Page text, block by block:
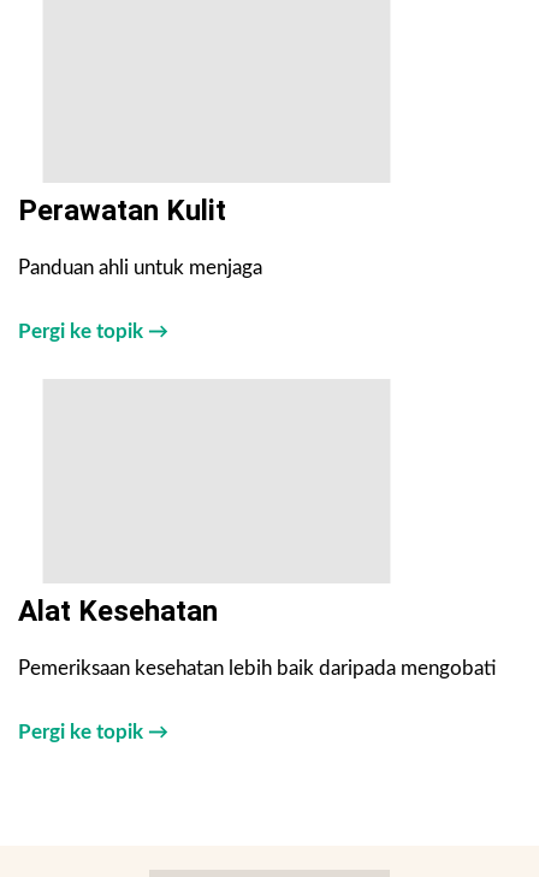
Perawatan Kulit
Panduan ahli untuk menjaga
Pergi ke topik →
Alat Kesehatan
Pemeriksaan kesehatan lebih baik daripada mengobati
Pergi ke topik →